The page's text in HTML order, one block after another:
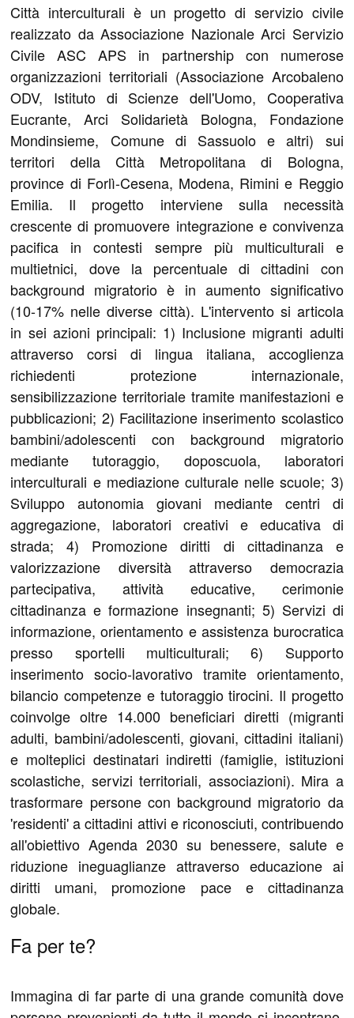
Città interculturali è un progetto di servizio civile
realizzato da Associazione Nazionale Arci Servizio
Civile ASC APS in partnership con numerose
organizzazioni territoriali (Associazione Arcobaleno
ODV, Istituto di Scienze dell'Uomo, Cooperativa
Eucrante, Arci Solidarietà Bologna, Fondazione
Mondinsieme, Comune di Sassuolo e altri) sui
territori della Città Metropolitana di Bologna,
province di Forlì-Cesena, Modena, Rimini e Reggio
Emilia. Il progetto interviene sulla necessità
crescente di promuovere integrazione e convivenza
pacifica in contesti sempre più multiculturali e
multietnici, dove la percentuale di cittadini con
background migratorio è in aumento significativo
(10-17% nelle diverse città). L'intervento si articola
in sei azioni principali: 1) Inclusione migranti adulti
attraverso corsi di lingua italiana, accoglienza
richiedenti protezione internazionale,
sensibilizzazione territoriale tramite manifestazioni e
pubblicazioni; 2) Facilitazione inserimento scolastico
bambini/adolescenti con background migratorio
mediante tutoraggio, doposcuola, laboratori
interculturali e mediazione culturale nelle scuole; 3)
Sviluppo autonomia giovani mediante centri di
aggregazione, laboratori creativi e educativa di
strada; 4) Promozione diritti di cittadinanza e
valorizzazione diversità attraverso democrazia
partecipativa, attività educative, cerimonie
cittadinanza e formazione insegnanti; 5) Servizi di
informazione, orientamento e assistenza burocratica
presso sportelli multiculturali; 6) Supporto
inserimento socio-lavorativo tramite orientamento,
bilancio competenze e tutoraggio tirocini. Il progetto
coinvolge oltre 14.000 beneficiari diretti (migranti
adulti, bambini/adolescenti, giovani, cittadini italiani)
e molteplici destinatari indiretti (famiglie, istituzioni
scolastiche, servizi territoriali, associazioni). Mira a
trasformare persone con background migratorio da
'residenti' a cittadini attivi e riconosciuti, contribuendo
all'obiettivo Agenda 2030 su benessere, salute e
riduzione ineguaglianze attraverso educazione ai
diritti umani, promozione pace e cittadinanza
globale.
Fa per te?
Immagina di far parte di una grande comunità dove